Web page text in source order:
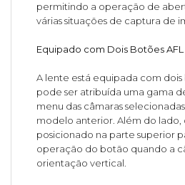
permitindo a operação de
várias situações de captura de
Equipado com Dois Botões AFL
A lente está equipada com dois
pode ser atribuída uma gama
menu das câmaras
modelo anterior. Além do
posicionado na parte superior
operação do botão quando a
orientação vertical.